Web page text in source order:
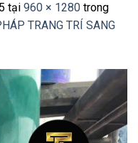
tại 960 × 1280 trong
TRANG TRÍ SANG